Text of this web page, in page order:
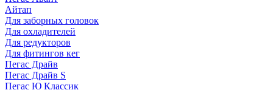
Айтап
Для заборных головок
Для охладителей
Для редукторов
Для фитингов кег
Пегас Драйв
Пегас Драйв S
Пегас Ю Классик